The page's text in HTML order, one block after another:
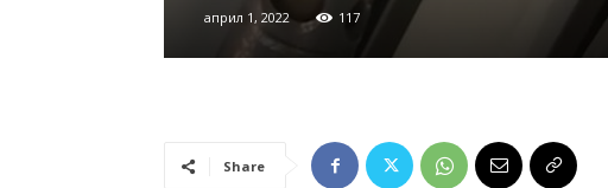
април 1, 2022 117
Share